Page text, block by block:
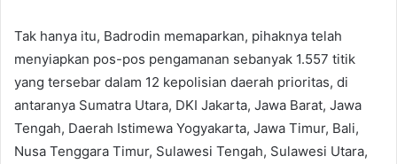
Tak hanya itu, Badrodin memaparkan, pihaknya telah
menyiapkan pos-pos pengamanan sebanyak 1.557 titik
yang tersebar dalam 12 kepolisian daerah prioritas, di
antaranya Sumatra Utara, DKI Jakarta, Jawa Barat, Jawa
Tengah, Daerah Istimewa Yogyakarta, Jawa Timur, Bali,
Nusa Tenggara Timur, Sulawesi Tengah, Sulawesi Utara,